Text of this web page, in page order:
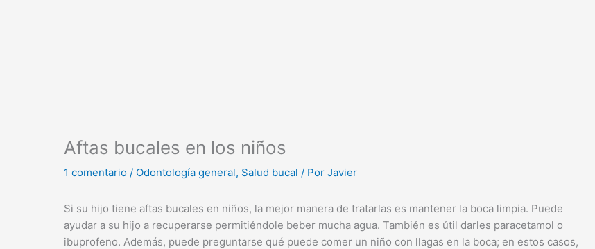
Aftas bucales en los niños
1 comentario / Odontología general, Salud bucal / Por Javier
Si su hijo tiene aftas bucales en niños, la mejor manera de tratarlas es mantener la boca limpia. Puede
ayudar a su hijo a recuperarse permitiéndole beber mucha agua. También es útil darles paracetamol o
ibuprofeno. Además, puede preguntarse qué puede comer un niño con llagas en la boca; en estos casos,